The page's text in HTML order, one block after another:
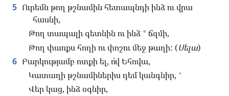
5 Ուրեմն թող թշնամին հետապնդի ինձ ու վրա
հասնի,
Թող տապալի գետնին ու ինձ *ճզմի,
Թող փառքս հողի ու փոշու մեջ թաղի: (Սելա)
6 Բարկությամբ ոտքի ել, ո՛վ Եհովա,
Կատաղի թշնամիներիս դեմ կանգնիր, +
Վեր կաց, ինձ օգնիր,